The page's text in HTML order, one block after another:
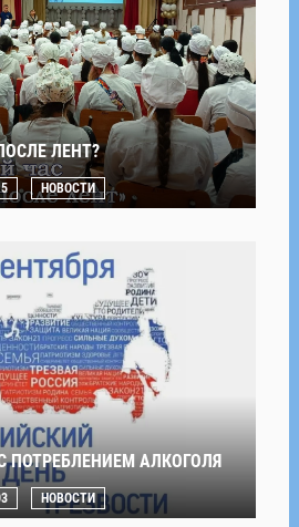
ЛЕНТ?
НОВОСТИ
ПОТРЕБЛЕНИЕМ АЛКОГОЛЯ
НОВОСТИ